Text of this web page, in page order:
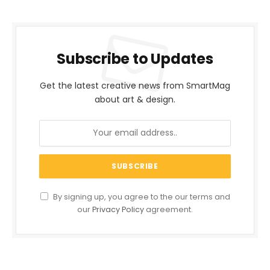
Subscribe to Updates
Get the latest creative news from SmartMag
about art & design.
By signing up, you agree to the our terms and
ourPrivacy Policy agreement.